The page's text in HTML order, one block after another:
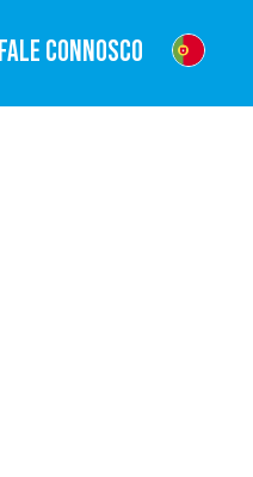
FALE CONNOSCO